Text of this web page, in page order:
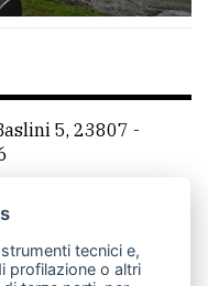
5, 23807 -
RSS
tecnici e,
profilazione o altri